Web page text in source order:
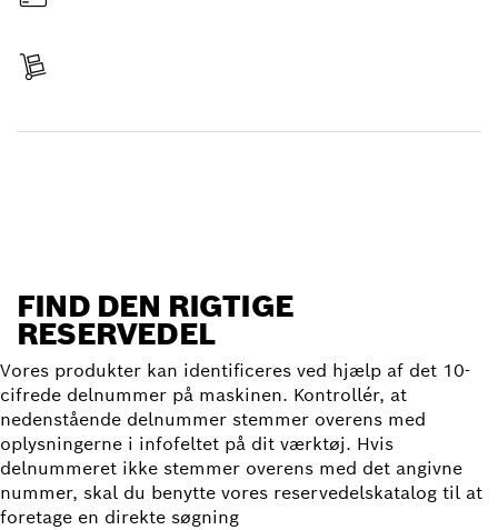
FIND DEN RIGTIGE
RESERVEDEL
Vores produkter kan identificeres ved hjælp af det 10-
cifrede delnummer på maskinen. Kontrollér, at
nedenstående delnummer stemmer overens med
oplysningerne i infofeltet på dit værktøj. Hvis
delnummeret ikke stemmer overens med det angivne
nummer, skal du benytte vores reservedelskatalog til at
foretage en direkte søgning